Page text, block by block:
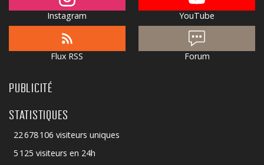
Instagram YouTube
Flux RSS Forum
PUBLICITÉ
STATISTIQUES
22 678 106 visiteurs uniques
5 125 visiteurs en 24h